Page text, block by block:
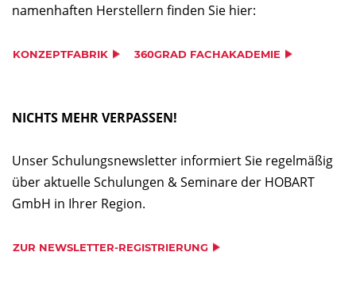
namenhaften Herstellern finden Sie hier:
KONZEPTFABRIK 360GRAD FACHAKADEMIE
NICHTS MEHR VERPASSEN!
Unser Schulungsnewsletter informiert Sie regelmäßig
über aktuelle Schulungen & Seminare der HOBART
GmbH in Ihrer Region.
ZUR NEWSLETTER-REGISTRIERUNG